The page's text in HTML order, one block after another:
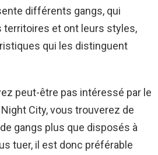
différents gangs, qui
territoires et ont leurs styles,
qui les distinguent
peut-être pas intéressé par le
City, vous trouverez de
gangs plus que disposés à
tuer, il est donc préférable